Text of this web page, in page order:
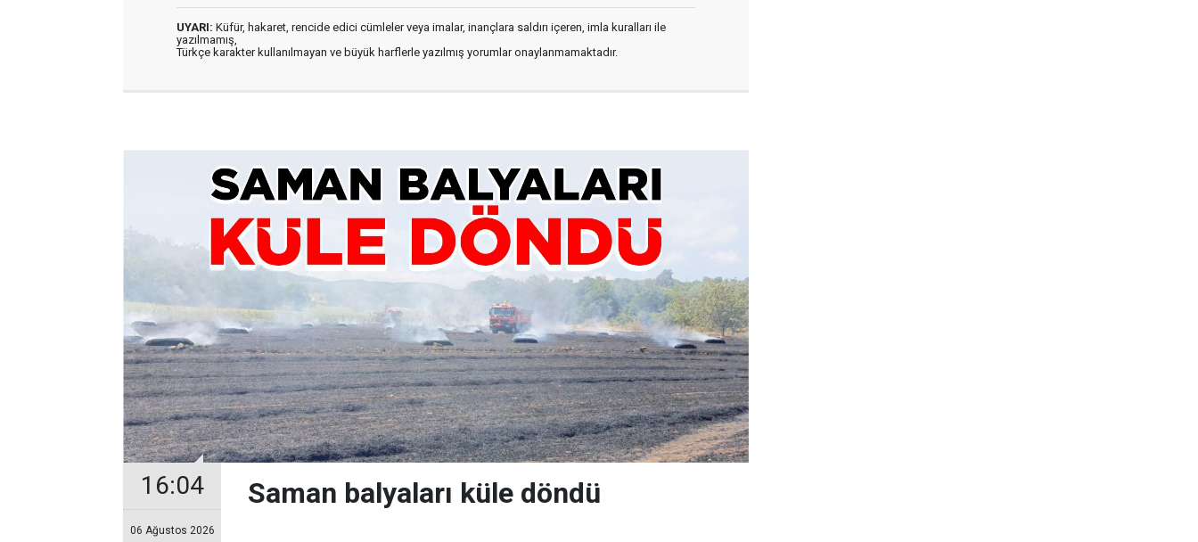
UYARI: Küfür, hakaret, rencide edici cümleler veya imalar, inançlara saldırı içeren, imla kuralları ile
yazılmamış,
Türkçe karakter kullanılmayan ve büyük harflerle yazılmış yorumlar onaylanmamaktadır.
16:04
06 Ağustos 2026
Saman balyaları küle döndü